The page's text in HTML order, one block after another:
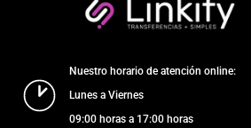
Nuestro horario de atención online:
Lunes a Viernes
09:00 horas a 17:00 horas